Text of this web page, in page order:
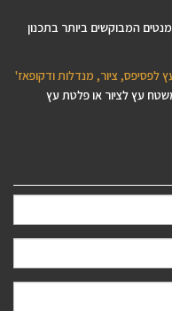
המבוקשים ביותר בתכנון
לפסיפס, ציור, מנדלות ודקופאז'
עץ לציור או פלטת עץ